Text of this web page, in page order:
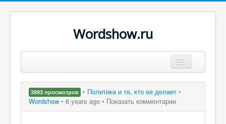
Wordshow.ru
Популярные цитаты
3993 просмотров • Политика и те, кто ее делает •
Wordshow • 6 years ago • Показать комментарии